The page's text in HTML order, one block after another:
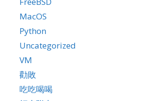
MacOS
Python
Uncategorized
VM
勸敗
吃吃喝喝